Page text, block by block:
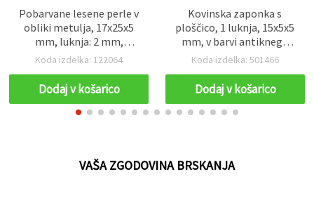
Pobarvane lesene perle v
obliki metulja, 17x25x5
mm, luknja: 2 mm,
mešane barve MIX – 10
Koda izdelka: 122064
Dodaj v košarico
Kovinska zaponka s
ploščico, 1 luknja, 15x5x5
mm, v barvi antiknega
brona – 50 kosov
Koda izdelka: 501466
Dodaj v košarico
VAŠA ZGODOVINA BRSKANJA